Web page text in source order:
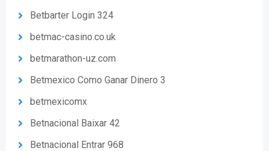
Betbarter Login 324
betmac-casino.co.uk
betmarathon-uz.com
Betmexico Como Ganar Dinero 3
betmexicomx
Betnacional Baixar 42
Betnacional Entrar 968